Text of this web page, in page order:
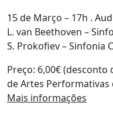
15 de Março – 17h .
L. van Beethoven –
S. Prokofiev – Sinfonia
Preço: 6,00€ (desconto
de Artes Performativas
Mais informações